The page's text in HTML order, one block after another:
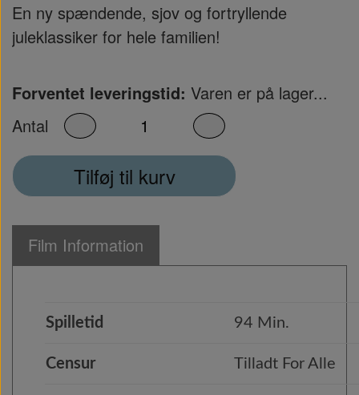
En ny spændende, sjov og fortryllende
juleklassiker for hele familien!
Forventet leveringstid: Varen er på lager...
Antal
Tilføj til kurv
Film Information
Spilletid 94 Min.
Censur Tilladt For Alle